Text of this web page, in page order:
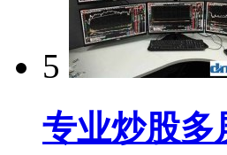
5
专业炒股多